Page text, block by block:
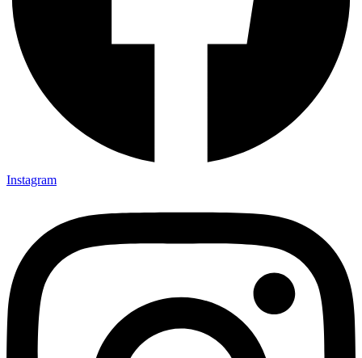
Instagram